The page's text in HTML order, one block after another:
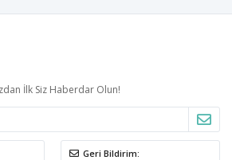
İlk Siz Haberdar Olun!
Geri Bildirim: